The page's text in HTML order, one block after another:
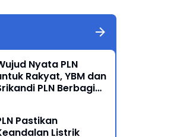
Nyata PLN
Rakyat, YBM dan
PLN Berbagi
Dhuafa
Pastikan
Listrik